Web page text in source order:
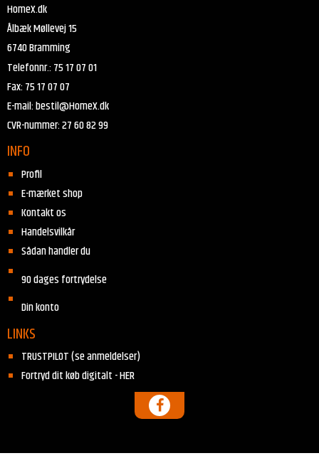
HomeX.dk
Ålbæk Møllevej 15
6740 Bramming
Telefonnr.: 75 17 07 01
Fax: 75 17 07 07
E-mail:bestil@HomeX.dk
CVR-nummer:27 60 82 99
INFO
Profil
E-mærket shop
Kontakt os
Handelsvilkår
Sådan handler du
90 dages fortrydelse
Din konto
LINKS
TRUSTPILOT (se anmeldelser)
Fortryd dit køb digitalt - HER